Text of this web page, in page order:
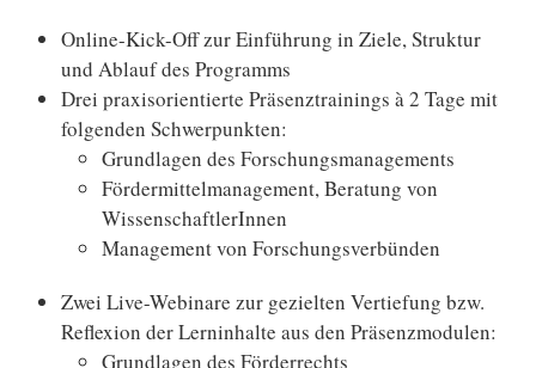
Online-Kick-Off zur Einführung in Ziele, Struktur
und Ablauf des Programms
Drei praxisorientierte Präsenztrainings à 2 Tage mit
folgenden Schwerpunkten:
Grundlagen des Forschungsmanagements
Fördermittelmanagement, Beratung von
WissenschaftlerInnen
Management von Forschungsverbünden
Zwei Live-Webinare zur gezielten Vertiefung bzw.
Reflexion der Lerninhalte aus den Präsenzmodulen:
Grundlagen des Förderrechts